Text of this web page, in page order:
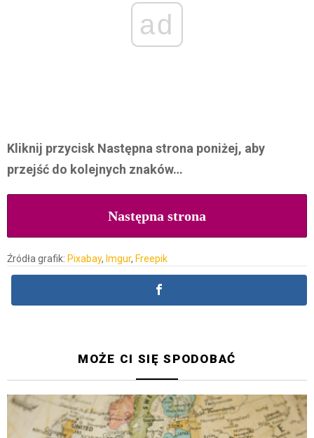
ad
Kliknij przycisk Następna strona poniżej, aby
przejść do kolejnych znaków…
Następna strona
Źródła grafik: Pixabay, Imgur, Freepik
MOŻE CI SIĘ SPODOBAĆ